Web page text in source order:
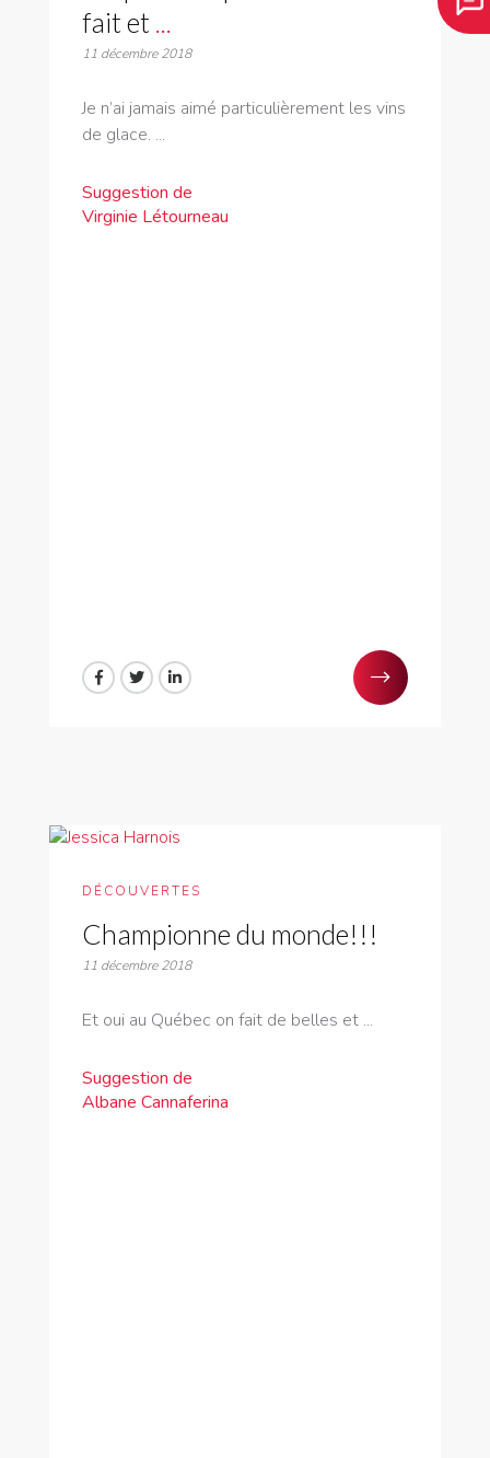
fait et
11 décembre 2018
Je n’ai jamais aimé particulièrement les vins
de glace. ...
Suggestion de
Virginie Létourneau
DÉCOUVERTES
Championne du monde!!!
11 décembre 2018
Et oui au Québec on fait de belles et ...
Suggestion de
Albane Cannaferina